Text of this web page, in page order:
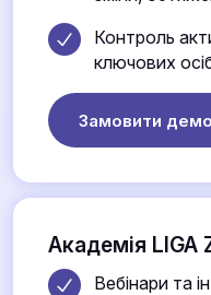
Контроль
ключових
Замовити демо
Академія LIGA
Вебінари та